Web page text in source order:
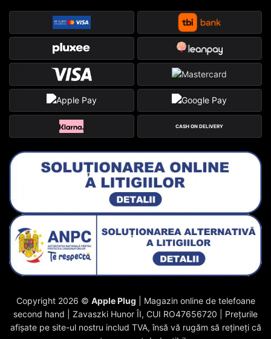
CASH ON DELIVERY
Copyright 2026 © Apple Plug | Magazin online de telefoane
second hand | Zavaszki Hunor ÎI, CUI RO47656720 | Prețurile
afișate pe site-ul nostru includ TVA, însă vă rugăm să rețineți că